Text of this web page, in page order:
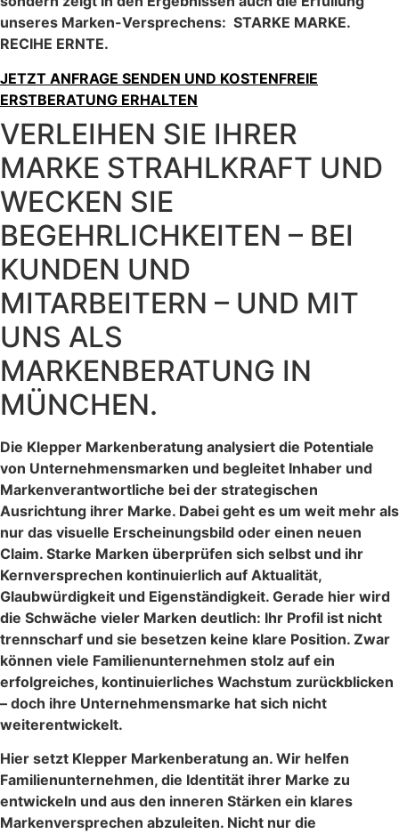
unseres Marken-Versprechens: STARKE MARKE.
RECIHE ERNTE.
JETZT ANFRAGE SENDEN UND KOSTENFREIE
ERSTBERATUNG ERHALTEN
VERLEIHEN SIE IHRER
MARKE STRAHLKRAFT UND
WECKEN SIE
BEGEHRLICHKEITEN – BEI
KUNDEN UND
MITARBEITERN – UND MIT
UNS ALS
MARKENBERATUNG IN
MÜNCHEN.
Die Klepper Markenberatung analysiert die Potentiale
von Unternehmensmarken und begleitet Inhaber und
Markenverantwortliche bei der strategischen
Ausrichtung ihrer Marke. Dabei geht es um weit mehr als
nur das visuelle Erscheinungsbild oder einen neuen
Claim. Starke Marken überprüfen sich selbst und ihr
Kernversprechen kontinuierlich auf Aktualität,
Glaubwürdigkeit und Eigenständigkeit. Gerade hier wird
die Schwäche vieler Marken deutlich: Ihr Profil ist nicht
trennscharf und sie besetzen keine klare Position. Zwar
können viele Familienunternehmen stolz auf ein
erfolgreiches, kontinuierliches Wachstum zurückblicken
– doch ihre Unternehmensmarke hat sich nicht
weiterentwickelt.
Hier setzt Klepper Markenberatung an. Wir helfen
Familienunternehmen, die Identität ihrer Marke zu
entwickeln und aus den inneren Stärken ein klares
Markenversprechen abzuleiten. Nicht nur die